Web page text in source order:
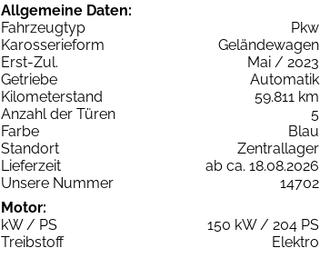
Allgemeine Daten:
Fahrzeugtyp
Pkw
Karosserieform
Geländewagen
Erst-Zul.
Mai / 2023
Getriebe
Automatik
Kilometerstand
59.811 km
Anzahl der Türen
5
Farbe
Blau
Standort
Zentrallager
Lieferzeit
ab ca. 18.08.2026
Unsere Nummer
14702
Motor:
kW / PS
150 kW / 204 PS
Treibstoff
Elektro